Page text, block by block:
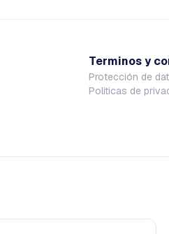
Terminos y
Protección de
Politicas de